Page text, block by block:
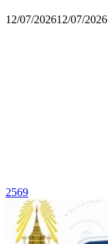
12/07/202612/07/2026
2569